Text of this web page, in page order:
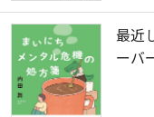
最近
ーバ